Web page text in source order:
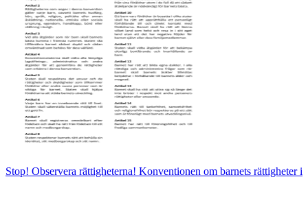
Stop! Observera rättigheterna! Konventionen om barnets rättigheter i